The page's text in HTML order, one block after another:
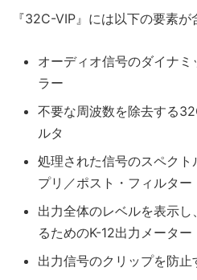
『32C-VIP』には以下の要素が
オーディオ信号のダイナ
ラー
不要な周波数を除去する
ルタ
処理された信号のスペク
プリ／ポスト・フィルタ
出力全体のレベルを表示
るためのK-12出力メーター
出力信号のクリップを防